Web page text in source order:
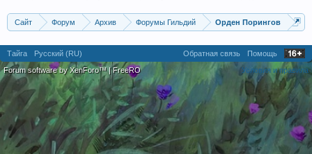
Сайт Форум Архив Форумы Гильдий Орден Порингов
Тайга Русский (RU) Обратная связь
Помощь
Условия и правила
Forum software by XenForo™|FreeRO